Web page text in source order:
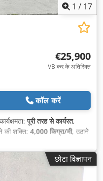
1 / 17
€25,900
VB कर के अतिरिक्त
कॉल करें
पूरी तरह से कार्यरत,
की शक्ति: 4,000 किग्रा/मी, उठाने
सभी पहियों की ड्राइव,
छोटा विज्ञापन